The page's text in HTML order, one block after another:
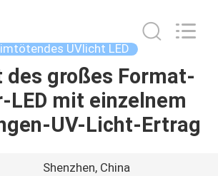
UVlicht LED
des großes Format-
LED mit einzelnem
UV-Licht-Ertrag
Shenzhen, China